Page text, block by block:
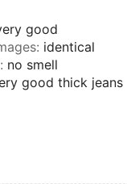
good
: identical
: no smell
good thick jeans